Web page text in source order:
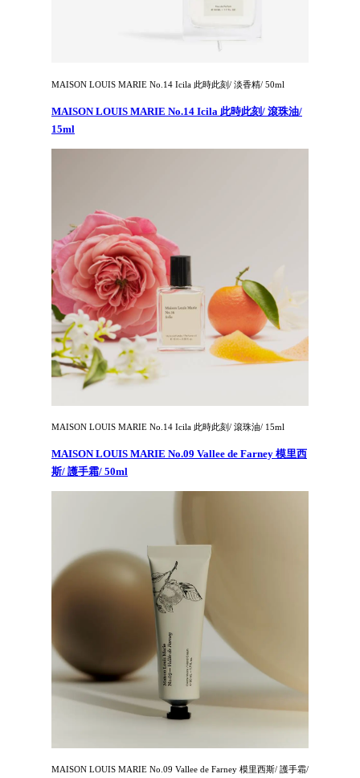
MAISON LOUIS MARIE No.14 Icila 此時此刻/ 淡香精/ 50ml
MAISON LOUIS MARIE No.14 Icila 此時此刻/ 滾珠油/
15ml
MAISON LOUIS MARIE No.14 Icila 此時此刻/ 滾珠油/ 15ml
MAISON LOUIS MARIE No.09 Vallee de Farney 模里西
斯/ 護手霜/ 50ml
MAISON LOUIS MARIE No.09 Vallee de Farney 模里西斯/ 護手霜/